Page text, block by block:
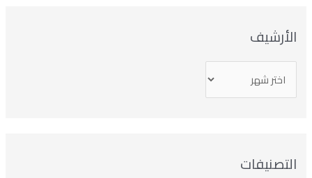
الأرشيف
التصنيفات